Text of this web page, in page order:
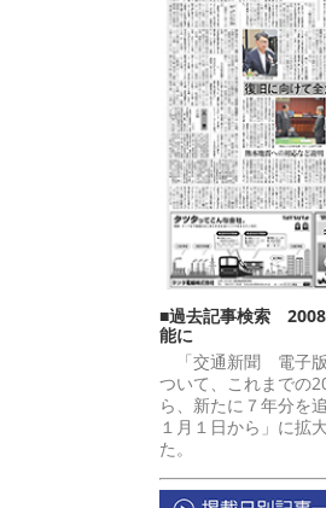
■過去記事検索
能に
「交通新聞 電子
ついて、これまでの
ら、新たに７年分を
１月１日から」に拡
た。 交